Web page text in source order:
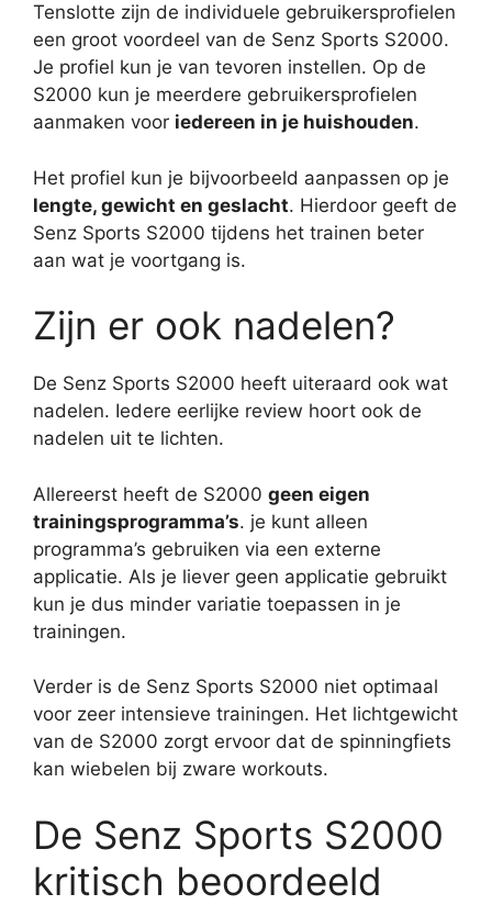
Tenslotte zijn de individuele gebruikersprofielen
een groot voordeel van de Senz Sports S2000.
Je profiel kun je van tevoren instellen. Op de
S2000 kun je meerdere gebruikersprofielen
aanmaken voor iedereen in je huishouden.
Het profiel kun je bijvoorbeeld aanpassen op je
lengte, gewicht en geslacht. Hierdoor geeft de
Senz Sports S2000 tijdens het trainen beter
aan wat je voortgang is.
Zijn er ook nadelen?
De Senz Sports S2000 heeft uiteraard ook wat
nadelen. Iedere eerlijke review hoort ook de
nadelen uit te lichten.
Allereerst heeft de S2000 geen eigen
trainingsprogramma’s. je kunt alleen
programma’s gebruiken via een externe
applicatie. Als je liever geen applicatie gebruikt
kun je dus minder variatie toepassen in je
trainingen.
Verder is de Senz Sports S2000 niet optimaal
voor zeer intensieve trainingen. Het lichtgewicht
van de S2000 zorgt ervoor dat de spinningfiets
kan wiebelen bij zware workouts.
De Senz Sports S2000
kritisch beoordeeld